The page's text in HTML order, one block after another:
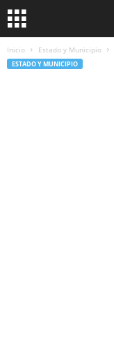
Inicio Estado y Municipio
ESTADO Y MUNICIPIO